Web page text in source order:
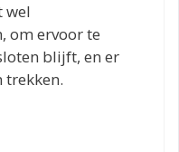
wel
om ervoor te
blijft, en er
trekken.